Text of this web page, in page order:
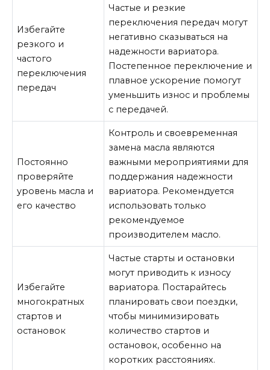
Избегайте
резкого и
частого
переключения
передач
Частые и резкие
переключения передач могут
негативно сказываться на
надежности вариатора.
Постепенное переключение и
плавное ускорение помогут
уменьшить износ и проблемы
с передачей.
Постоянно
проверяйте
уровень масла и
его качество
Контроль и своевременная
замена масла являются
важными мероприятиями для
поддержания надежности
вариатора. Рекомендуется
использовать только
рекомендуемое
производителем масло.
Избегайте
многократных
стартов и
остановок
Частые старты и остановки
могут приводить к износу
вариатора. Постарайтесь
планировать свои поездки,
чтобы минимизировать
количество стартов и
остановок, особенно на
коротких расстояниях.